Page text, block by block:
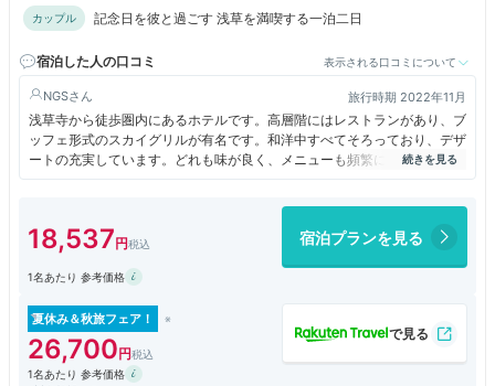
カップル 記念日を彼と過ごす 浅草を満喫する一泊二日
宿泊した人の口コミ 表示される口コミについて
NGS 旅行時期 2022年11月
浅草寺から徒歩圏内にあるホテルです。高層階にはレストランがあり、ブ
ッフェ形式のスカイグリルが有名です。和洋中すべてそろっており、デザ
ートの充実しています。どれも味が良く、メニューも頻繁に供給されま
す。接客も良かったです。
18,537 宿泊プランを見る
1名あたり 参考価格
夏休み＆秋旅フェア！
26,700
1名あたり 参考価格